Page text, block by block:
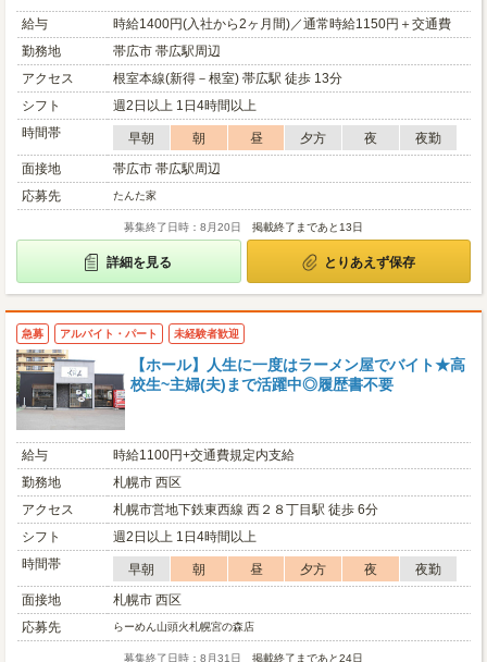
給与
時給1400円(入社から2ヶ月間)／通常時給1150円＋交通費
勤務地
帯広市 帯広駅周辺
アクセス
根室本線(新得－根室) 帯広駅 徒歩 13分
シフト
週2日以上 1日4時間以上
時間帯
早朝 朝 昼 夕方 夜
夜勤
面接地
帯広市 帯広駅周辺
応募先
たんた家
募集終了日時：8月20日 掲載終了まであと13日
詳細を見る とりあえず保存
急募 アルバイト・パート 未経験者歓迎
【ホール】人生に一度はラーメン屋でバイト★高
校生~主婦(夫)まで活躍中◎履歴書不要
給与
時給1100円+交通費規定内支給
勤務地
札幌市 西区
アクセス
札幌市営地下鉄東西線 西２８丁目駅 徒歩 6分
シフト
週2日以上 1日4時間以上
時間帯
早朝 朝 昼 夕方 夜
夜勤
面接地
札幌市 西区
応募先
らーめん山頭火札幌宮の森店
募集終了日時：8月31日 掲載終了まであと24日